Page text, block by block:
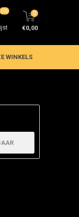
(0) 0
€0,00
WINKELS